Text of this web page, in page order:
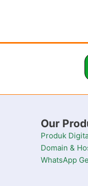
Our
Produk
Domain &
WhatsApp